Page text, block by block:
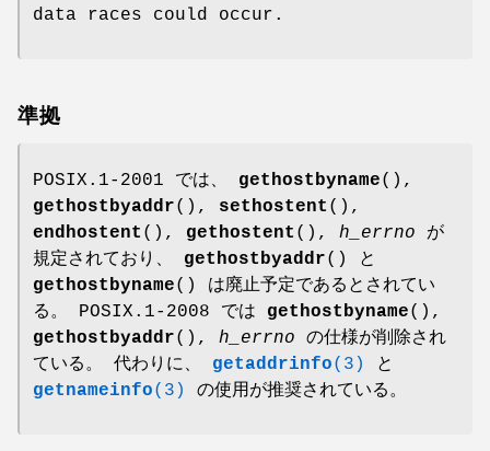
data races could occur.
準拠
POSIX.1-2001 では、 gethostbyname(),
gethostbyaddr(), sethostent (),
endhostent (), gethostent (), h_errno が
規定されており、 gethostbyaddr() と
gethostbyname() は廃止予定であるとされてい
る。 POSIX.1-2008 では gethostbyname(),
gethostbyaddr(), h_errno の仕様が削除され
ている。 代わりに、 getaddrinfo(3)
と
getnameinfo(3) の使用が推奨されている。